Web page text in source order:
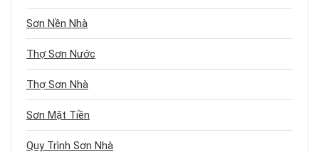
Sơn Nền Nhà
Thợ Sơn Nước
Thợ Sơn Nhà
Sơn Mặt Tiền
Quy Trình Sơn Nhà